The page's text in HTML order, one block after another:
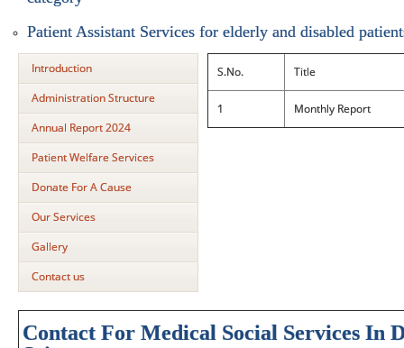
Patient Assistant Services for elderly and disabled
Introduction
Administration Structure
Annual Report 2024
Patient Welfare Services
Donate For A Cause
Our Services
Gallery
Contact us
Contact For Medical Social Services In
S.No. Title
1 Monthly Report